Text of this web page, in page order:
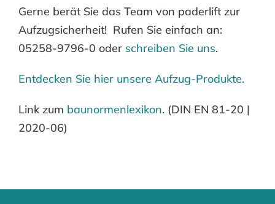
Gerne berät Sie das Team von paderlift zur
Aufzugsicherheit! Rufen Sie einfach an:
05258-9796-0 oder schreiben Sie uns.
Entdecken Sie hier unsere Aufzug-Produkte.
Link zum baunormenlexikon. (DIN EN 81-20 |
2020-06)